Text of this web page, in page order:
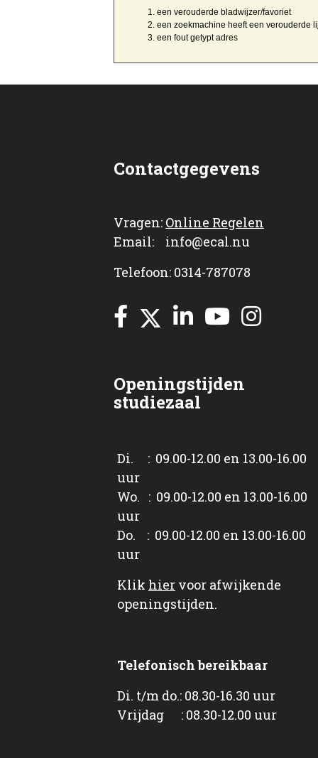
een verouderde bladwijzer/favoriet
een zoekmachine heeft een verouderde
een fout getyptadres
Contactgegevens
Vragen: Online Regelen
Email: info@ecal.nu
Telefoon: 0314-787078
Openingstijden
studiezaal
Di. : 09.00-12.00 en 13.00-16.00
uur
Wo. : 09.00-12.00 en 13.00-16.00
uur
Do. : 09.00-12.00 en 13.00-16.00
uur
Klik hier voor afwijkende
openingstijden.
Telefonisch bereikbaar
Di. t/m do.: 08.30-16.30 uur
Vrijdag : 08.30-12.00 uur